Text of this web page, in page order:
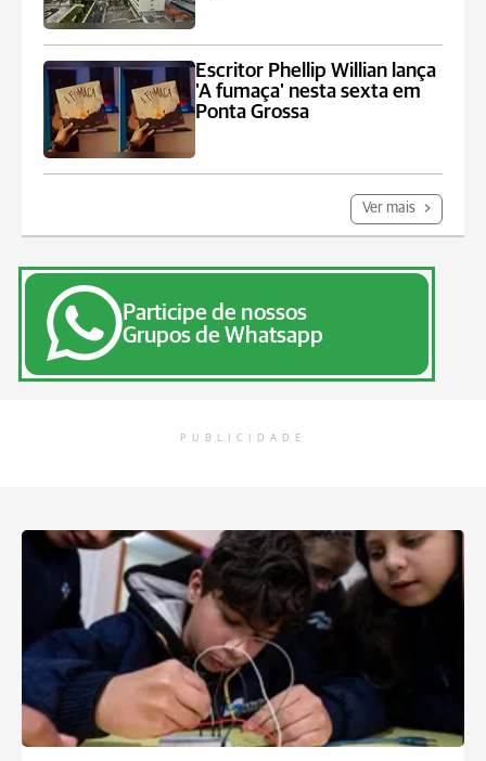
Escritor Phellip Willian lança
'A fumaça' nesta sexta em
Ponta Grossa
Ver mais
Participe de nossos
Grupos de Whatsapp
PUBLICIDADE